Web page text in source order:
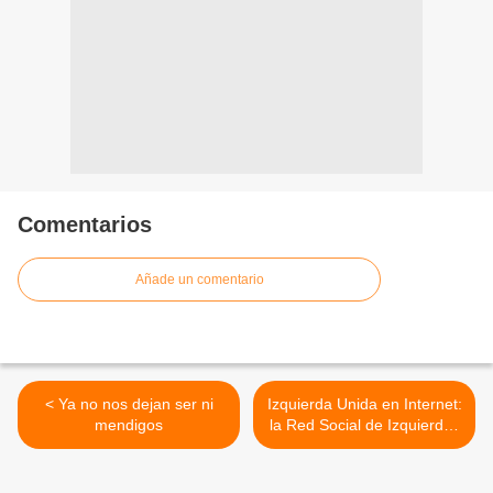
Comentarios
Añade un comentario
< Ya no nos dejan ser ni
mendigos
Izquierda Unida en Internet:
la Red Social de Izquierdas
(I) >